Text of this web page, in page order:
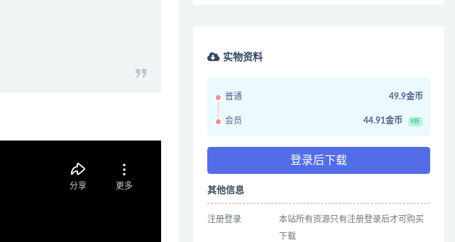
实物资料
普通 49.9金币
会员 44.91金币 9折
登录后下载
其他信息
注册登录
本站所有资源只有注册登录后才可购买
下载